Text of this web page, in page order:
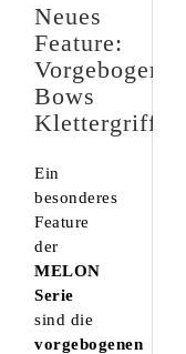
Neues
Feature:
Vorgebogene
Bows
Klettergriffe
Ein
besonderes
Feature
der
MELON
Serie
sind die
vorgebogenen